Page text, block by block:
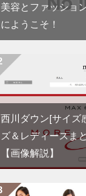
美容とファッショ
にようこそ！
西川ダウン[サイズ
ズ＆レディースま
【画像解説】